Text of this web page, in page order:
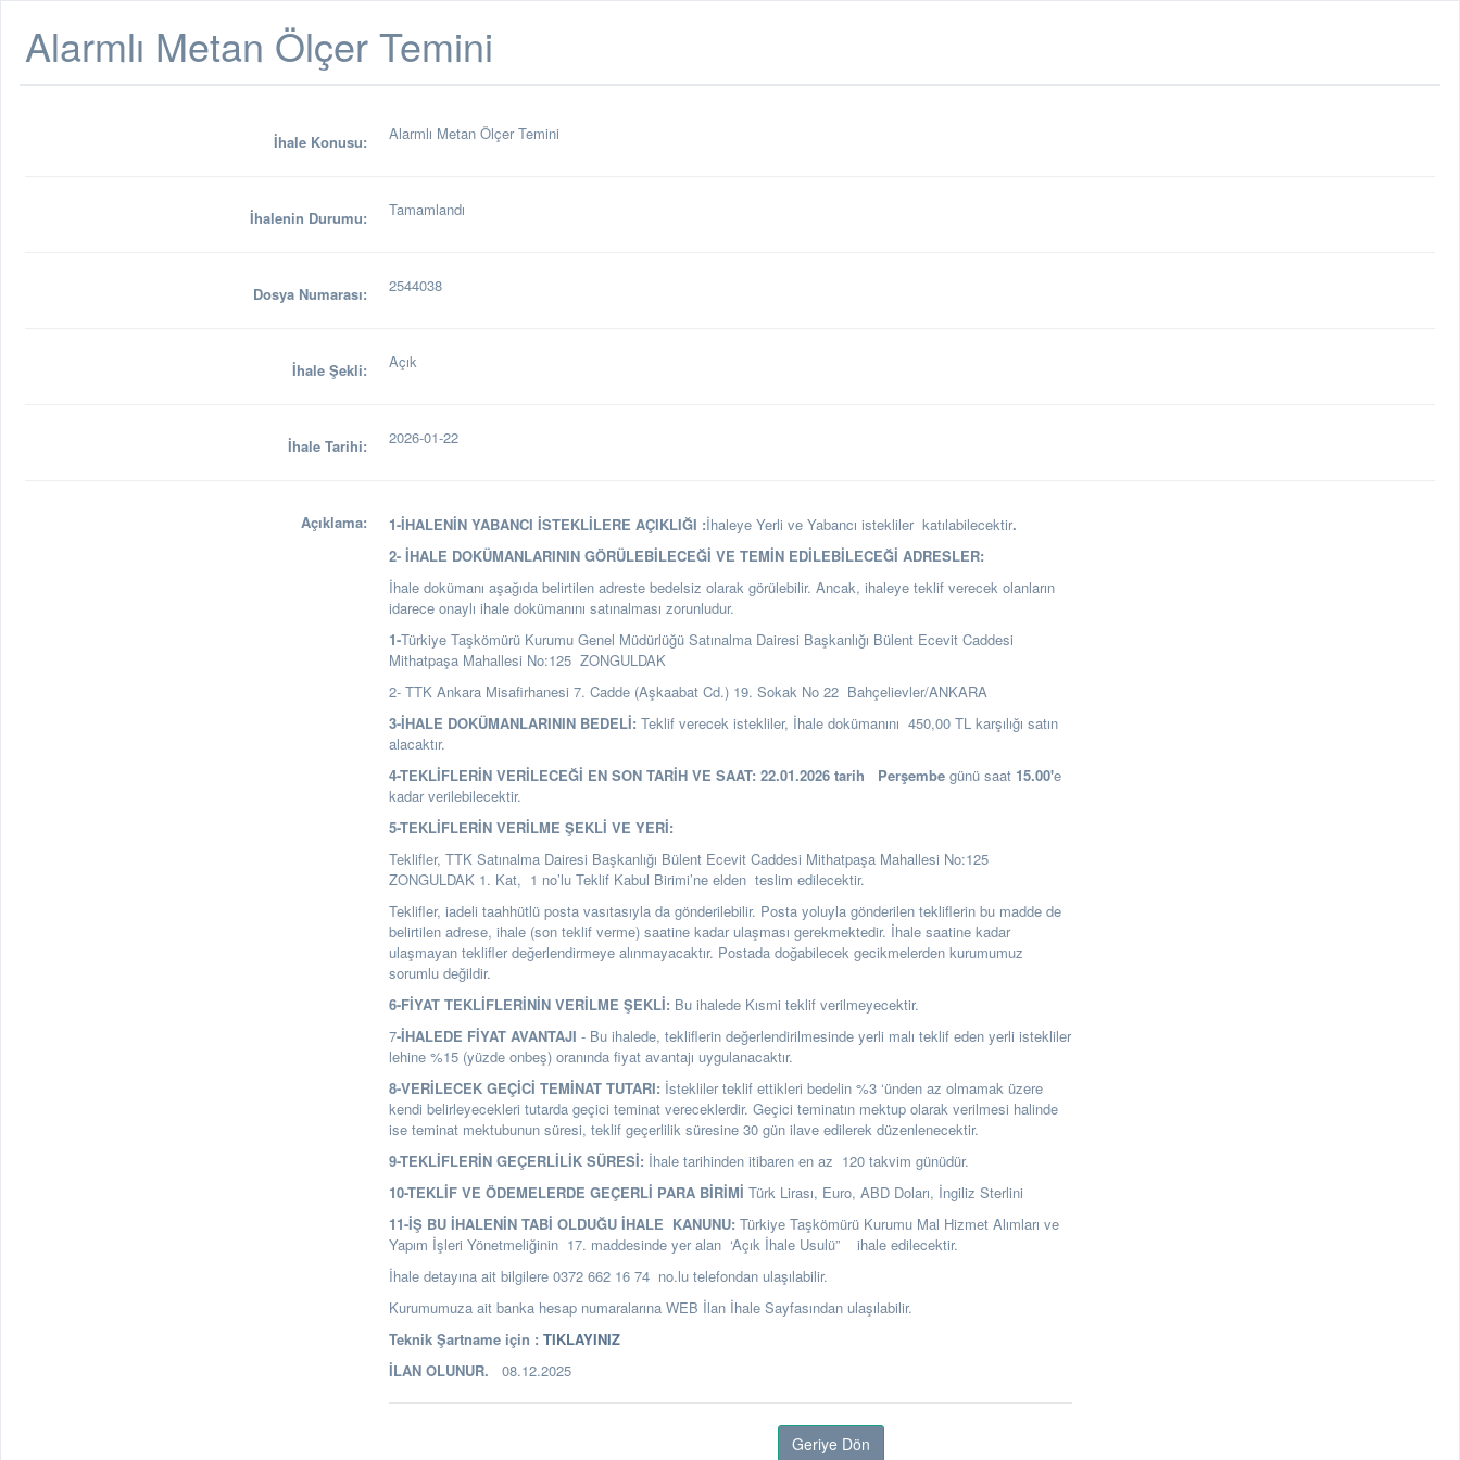
Alarmlı Metan Ölçer Temini
İhale Konusu: Alarmlı Metan Ölçer Temini
İhalenin Durumu: Tamamlandı
Dosya Numarası: 2544038
İhale Şekli: Açık
İhale Tarihi: 2026-01-22
Açıklama: 1-İHALENİN YABANCI İSTEKLİLERE AÇIKLIĞI :İhaleye Yerli ve Yabancı istekliler katılabilecektir.
2- İHALE DOKÜMANLARININ GÖRÜLEBİLECEĞİ VE TEMİN EDİLEBİLECEĞİ ADRESLER:
İhale dokümanı aşağıda belirtilen adreste bedelsiz olarak görülebilir. Ancak, ihaleye teklif verecek olanların
idarece onaylı ihale dokümanını satınalması zorunludur.
1-Türkiye Taşkömürü Kurumu Genel Müdürlüğü Satınalma Dairesi Başkanlığı Bülent Ecevit Caddesi
Mithatpaşa Mahallesi No:125 ZONGULDAK
2- TTK Ankara Misafirhanesi 7. Cadde (Aşkaabat Cd.) 19. Sokak No 22 Bahçelievler/ANKARA
3-İHALE DOKÜMANLARININ BEDELİ: Teklif verecek istekliler, İhale dokümanını 450,00 TL karşılığı satın
alacaktır.
4-TEKLİFLERİN VERİLECEĞİ EN SON TARİH VE SAAT: 22.01.2026 tarih Perşembe günü saat 15.00'e
kadar verilebilecektir.
5-TEKLİFLERİN VERİLME ŞEKLİ VE YERİ:
Teklifler, TTK Satınalma Dairesi Başkanlığı Bülent Ecevit Caddesi Mithatpaşa Mahallesi No:125
ZONGULDAK 1. Kat, 1 no’lu Teklif Kabul Birimi’ne elden teslim edilecektir.
Teklifler, iadeli taahhütlü posta vasıtasıyla da gönderilebilir. Posta yoluyla gönderilen tekliflerin bu madde de
belirtilen adrese, ihale (son teklif verme) saatine kadar ulaşması gerekmektedir. İhale saatine kadar
ulaşmayan teklifler değerlendirmeye alınmayacaktır. Postada doğabilecek gecikmelerden kurumumuz
sorumlu değildir.
6-FİYAT TEKLİFLERİNİN VERİLME ŞEKLİ: Bu ihalede Kısmi teklif verilmeyecektir.
7-İHALEDE FİYAT AVANTAJI - Bu ihalede, tekliflerin değerlendirilmesinde yerli malı teklif eden yerli istekliler
lehine %15 (yüzde onbeş) oranında fiyat avantajı uygulanacaktır.
8-VERİLECEK GEÇİCİ TEMİNAT TUTARI: İstekliler teklif ettikleri bedelin %3 ‘ünden az olmamak üzere
kendi belirleyecekleri tutarda geçici teminat vereceklerdir. Geçici teminatın mektup olarak verilmesi halinde
ise teminat mektubunun süresi, teklif geçerlilik süresine 30 gün ilave edilerek düzenlenecektir.
9-TEKLİFLERİN GEÇERLİLİK SÜRESİ: İhale tarihinden itibaren en az 120 takvim günüdür.
10-TEKLİF VE ÖDEMELERDE GEÇERLİ PARA BİRİMİ Türk Lirası, Euro, ABD Doları, İngiliz Sterlini
11-İŞ BU İHALENİN TABİ OLDUĞU İHALE KANUNU: Türkiye Taşkömürü Kurumu Mal Hizmet Alımları ve
Yapım İşleri Yönetmeliğinin 17. maddesinde yer alan ‘Açık İhale Usulü” ihale edilecektir.
İhale detayına ait bilgilere 0372 662 16 74 no.lu telefondan ulaşılabilir.
Kurumumuza ait banka hesap numaralarına WEB İlan İhale Sayfasından ulaşılabilir.
Teknik Şartname için : TIKLAYINIZ
İLAN OLUNUR.
08.12.2025
Geriye Dön